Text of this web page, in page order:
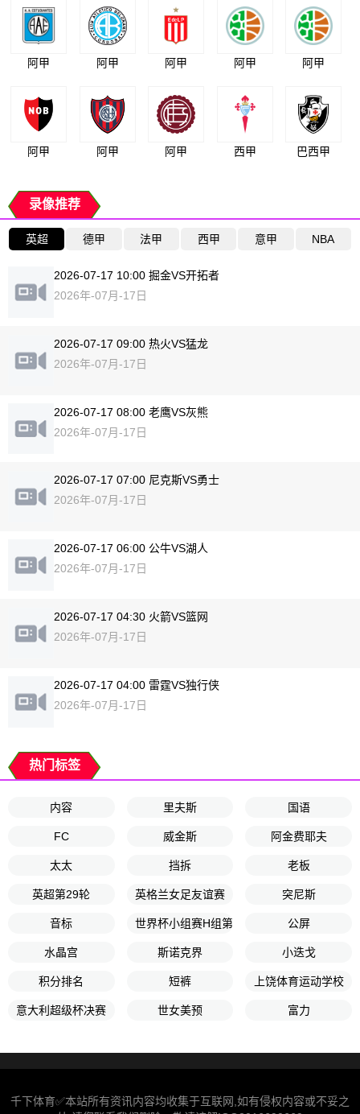
阿甲 阿甲 阿甲 阿甲 阿甲
阿甲 阿甲 阿甲 西甲 巴西甲
录像推荐
英超 德甲 法甲 西甲 意甲 NBA
2026-07-17 10:00 掘金VS开拓者
2026年-07月-17日
2026-07-17 09:00 热火VS猛龙
2026年-07月-17日
2026-07-17 08:00 老鹰VS灰熊
2026年-07月-17日
2026-07-17 07:00 尼克斯VS勇士
2026年-07月-17日
2026-07-17 06:00 公牛VS湖人
2026年-07月-17日
2026-07-17 04:30 火箭VS篮网
2026年-07月-17日
2026-07-17 04:00 雷霆VS独行侠
2026年-07月-17日
热门标签
内容 里夫斯 国语
FC 威金斯 阿金费耶夫
太太 挡拆 老板
英超第29轮 英格兰女足友谊赛 突尼斯
音标 世界杯小组赛H组第3轮 公屏
水晶宫 斯诺克界 小迭戈
积分排名 短裤 上饶体育运动学校
意大利超级杯决赛 世女美预 富力
千下体育✅本站所有资讯内容均收集于互联网,如有侵权内容或不妥之